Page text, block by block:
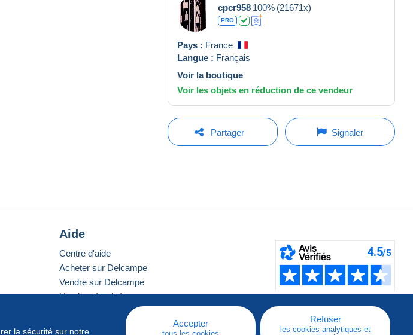
cpcr958 100% (21671x)
PRO
Pays : France
Langue : Français
Voir la boutique
Voir les objets en réduction de ce vendeur
Partager Signaler
la sécurité sur notre
Accepter Refuser
les cookies analytiques et
Aide
Centre d'aide
Acheter sur Delcampe
Vendre sur Delcampe
Un site sécurisé